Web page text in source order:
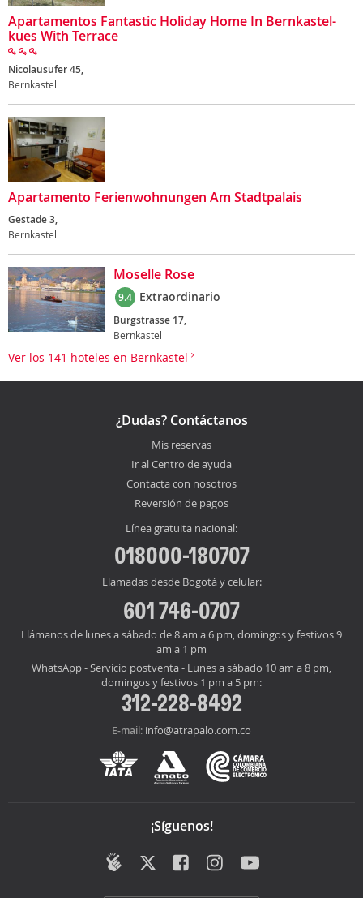
Apartamentos Fantastic Holiday Home In Bernkastel-
kues With Terrace
Nicolausufer 45,
Bernkastel
Apartamento Ferienwohnungen Am Stadtpalais
Gestade 3,
Bernkastel
Moselle Rose
9.4 Extraordinario
Burgstrasse 17,
Bernkastel
Ver los 141 hoteles en Bernkastel
¿Dudas? Contáctanos
Mis reservas
Ir al Centro de ayuda
Contacta con nosotros
Reversión de pagos
Línea gratuita nacional:
018000-180707
Llamadas desde Bogotá y celular:
601 746-0707
Llámanos de lunes a sábado de 8 am a 6 pm, domingos y festivos 9
am a 1 pm
WhatsApp - Servicio postventa - Lunes a sábado 10 am a 8 pm,
domingos y festivos 1 pm a 5 pm:
312-228-8492
E-mail: info@atrapalo.com.co
¡Síguenos!